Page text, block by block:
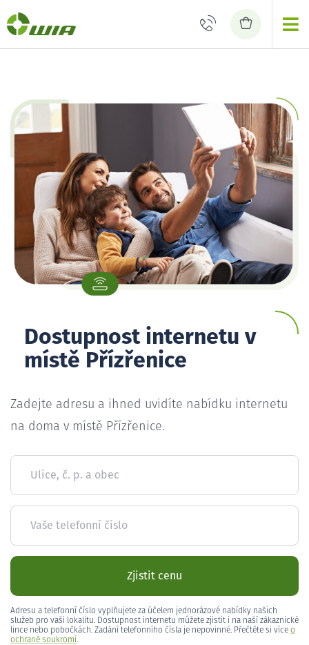
Dostupnost internetu v
místě Přízřenice
Zadejte adresu a ihned uvidíte nabídku internetu
na doma v místě Přízřenice.
Ulice, č. p. a obec
Vaše telefonní číslo
Zjistit cenu
Adresu a telefonní číslo vyplňujete za účelem jednorázové nabídky našich
služeb pro vaši lokalitu. Dostupnost internetu můžete zjistit i na naší zákaznické
lince nebo pobočkách. Zadání telefonního čísla je nepovinné. Přečtěte si více o
ochraně soukromí.